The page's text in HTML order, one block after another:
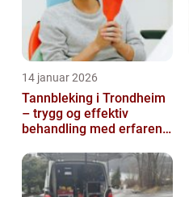
14 januar 2026
Tannbleking i Trondheim
– trygg og effektiv
behandling med erfaren